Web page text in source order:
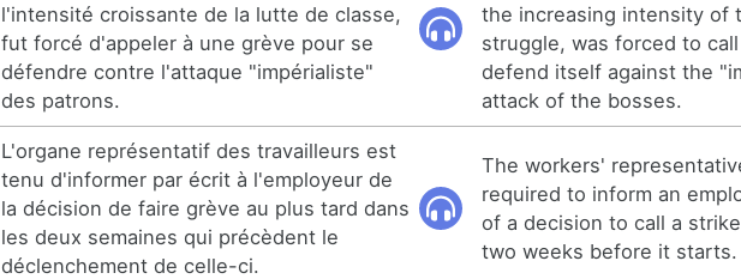
l'intensité croissante de la lutte de classe,
fut forcé d'appeler à une grève pour se
défendre contre l'attaque "impérialiste"
des patrons.
the increasing intensity of
struggle, was forced to
defend itself against the
attack of the bosses.
L'organe représentatif des travailleurs est
tenu d'informer par écrit à l'employeur de
la décision de faire grève au plus tard dans
les deux semaines qui précèdent le
déclenchement de celle-ci.
The workers'
required to inform an
of a decision to call a
two weeks before it starts.